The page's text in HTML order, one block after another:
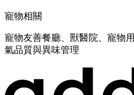
寵物相關
寵物友善餐廳、獸醫院、寵物
氣品質與異味管理